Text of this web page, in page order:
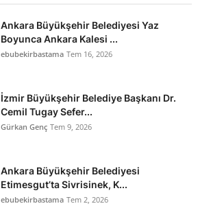
Ankara Büyükşehir Belediyesi Yaz
Boyunca Ankara Kalesi ...
ebubekirbastama Tem 16, 2026
İzmir Büyükşehir Belediye Başkanı Dr.
Cemil Tugay Sefer...
Gürkan Genç Tem 9, 2026
Ankara Büyükşehir Belediyesi
Etimesgut’ta Sivrisinek, K...
ebubekirbastama Tem 2, 2026